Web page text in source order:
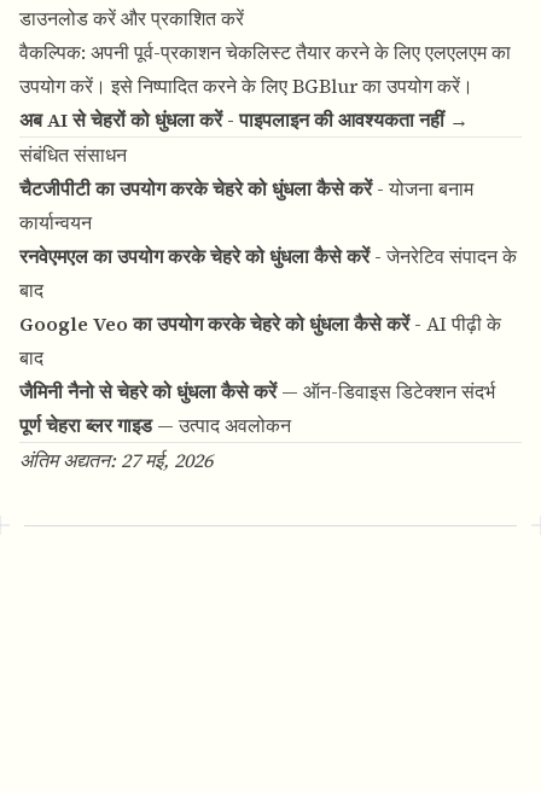
डाउनलोड करें और प्रकाशित करें
वैकल्पिक: अपनी पूर्व-प्रकाशन चेकलिस्ट तैयार करने के लिए एलएलएम का
उपयोग करें। इसे निष्पादित करने के लिए BGBlur का उपयोग करें।
अब AI से चेहरों को धुंधला करें - पाइपलाइन की आवश्यकता नहीं →
संबंधित संसाधन
चैटजीपीटी का उपयोग करके चेहरे को धुंधला कैसे करें- योजना बनाम
कार्यान्वयन
रनवेएमएल का उपयोग करके चेहरे को धुंधला कैसे करें- जेनरेटिव संपादन के
बाद
Google Veo का उपयोग करके चेहरे को धुंधला कैसे करें- AI पीढ़ी के
बाद
जैमिनी नैनो से चेहरे को धुंधला कैसे करें— ऑन-डिवाइस डिटेक्शन संदर्भ
पूर्ण चेहरा ब्लर गाइड— उत्पाद अवलोकन
अंतिम अद्यतन: 27 मई, 2026